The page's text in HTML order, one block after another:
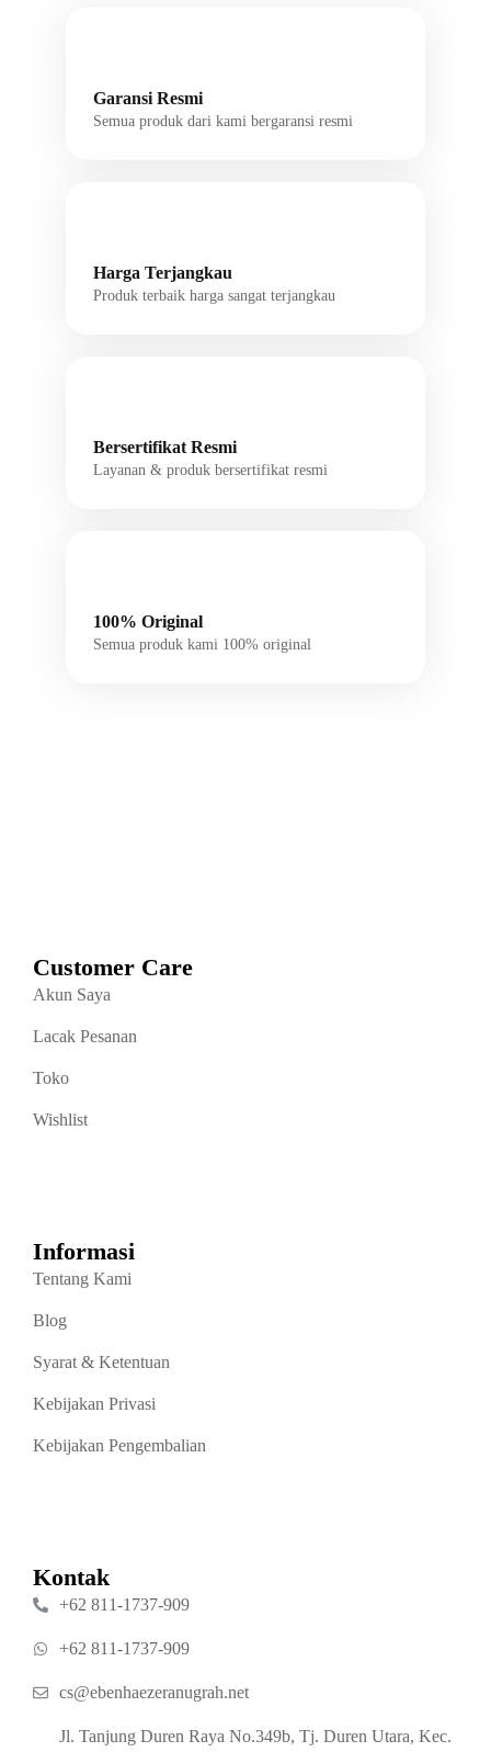
Garansi Resmi
Semua produk dari kami bergaransi resmi
Harga Terjangkau
Produk terbaik harga sangat terjangkau
Bersertifikat Resmi
Layanan & produk bersertifikat resmi
100% Original
Semua produk kami 100% original
Customer Care
Akun Saya
Lacak Pesanan
Toko
Wishlist
Informasi
Tentang Kami
Blog
Syarat & Ketentuan
Kebijakan Privasi
Kebijakan Pengembalian
Kontak
‪+62 811‑1737‑909‬
‪+62 811‑1737‑909‬
cs@ebenhaezeranugrah.net
Jl. Tanjung Duren Raya No.349b, Tj. Duren Utara, Kec.